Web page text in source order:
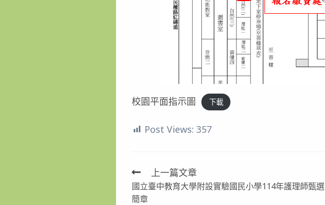
校園平面指示圖 下載
Post Views: 357
Read
more
上一篇文章
國立臺中教育大學附設實驗國民小學114年護理師甄選
簡章